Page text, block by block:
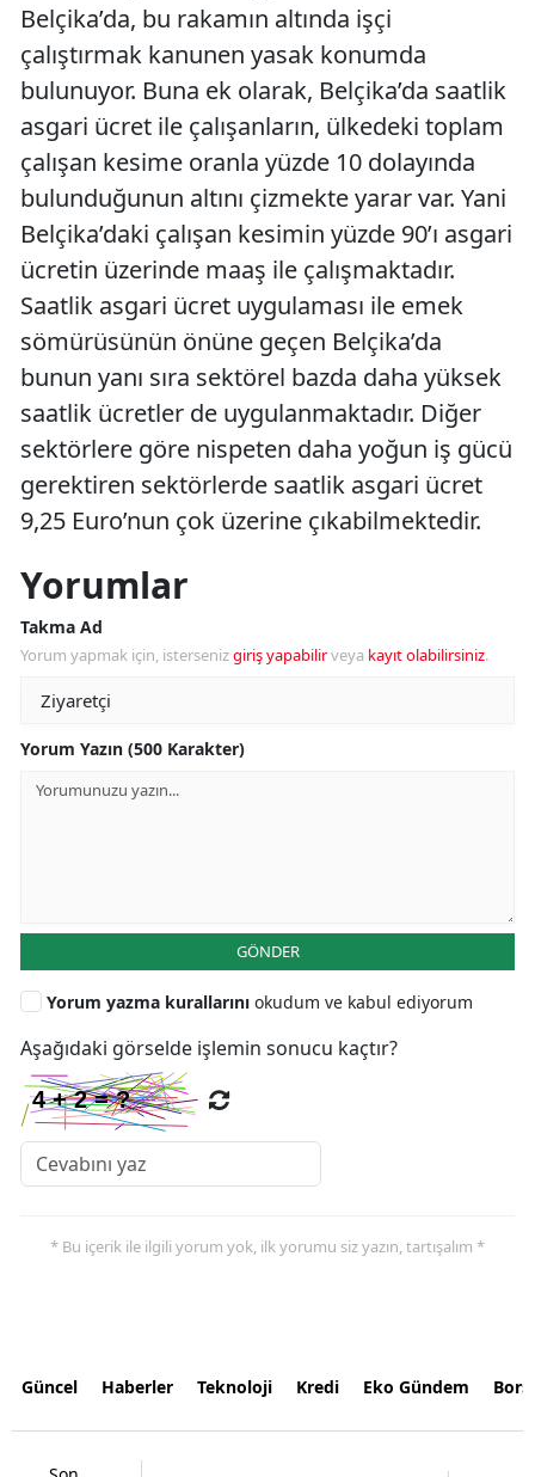
Belçika’da, bu rakamın altında işçi
çalıştırmak kanunen yasak konumda
bulunuyor. Buna ek olarak, Belçika’da saatlik
asgari ücret ile çalışanların, ülkedeki toplam
çalışan kesime oranla yüzde 10 dolayında
bulunduğunun altını çizmekte yarar var. Yani
Belçika’daki çalışan kesimin yüzde 90’ı asgari
ücretin üzerinde maaş ile çalışmaktadır.
Saatlik asgari ücret uygulaması ile emek
sömürüsünün önüne geçen Belçika’da
bunun yanı sıra sektörel bazda daha yüksek
saatlik ücretler de uygulanmaktadır. Diğer
sektörlere göre nispeten daha yoğun iş gücü
gerektiren sektörlerde saatlik asgari ücret
9,25 Euro’nun çok üzerine çıkabilmektedir.
Yorumlar
Takma Ad
Yorum yapmak için, istersenizgiriş yapabilirveya kayıt olabilirsiniz.
Yorum Yazın (500 Karakter)
GÖNDER
Yorum yazma kurallarını okudum ve kabul ediyorum
Aşağıdaki görselde işlemin sonucu kaçtır?
* Bu içerik ile ilgili yorum yok, ilk yorumu siz yazın, tartışalım *
Güncel Haberler Teknoloji Kredi Eko Gündem